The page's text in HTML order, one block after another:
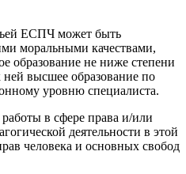
ЕСПЧ может быть
моральными качествами,
не ниже степени
высшее образование по
уровню специалиста.
в сфере права и/или
деятельности в этой
человека и основных свобод